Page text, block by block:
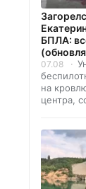
БПЛА:
07.08
на
центра,